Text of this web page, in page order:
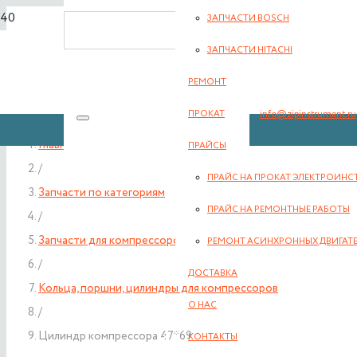
info@zipinstrument.ru
ЗАПЧАСТИ BOSCH
ЗАПЧАСТИ HITACHI
РЕМОНТ
ПРОКАТ
ПРАЙСЫ
ПРАЙС НА ПРОКАТ
ПРАЙС НА РЕМОНТНЫЕ РАБОТЫ
РЕМОНТ АСИНХРОННЫХ
ДОСТАВКА
О НАС
КОНТАКТЫ
Главная
/
Запчасти по категориям
/
Запчасти для компрессоров
/
Кольца, поршни, цилиндры для компрессоров
/
Цилиндр компрессора 47*69